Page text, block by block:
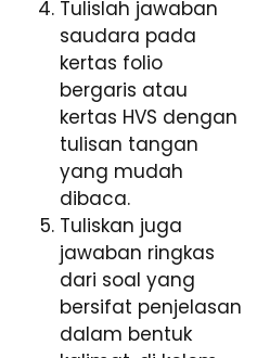
Tulislah jawaban
saudara pada
kertas folio
bergaris atau
kertas HVS dengan
tulisan tangan
yang mudah
dibaca.
Tuliskan juga
jawaban ringkas
dari soal yang
bersifat penjelasan
dalam bentuk